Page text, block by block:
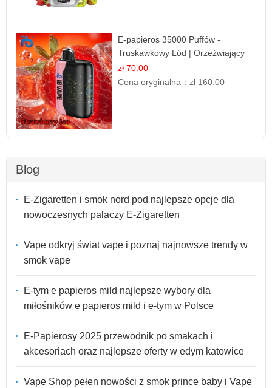
E-papieros 35000 Puffów -
Truskawkowy Lód | Orzeźwiający
Smak
zł 70.00
Cena oryginalna：zł 160.00
Blog
E-Zigaretten i smok nord pod najlepsze opcje dla
nowoczesnych palaczy E-Zigaretten
Vape odkryj świat vape i poznaj najnowsze trendy w
smok vape
E-tym e papieros mild najlepsze wybory dla
miłośników e papieros mild i e-tym w Polsce
E-Papierosy 2025 przewodnik po smakach i
akcesoriach oraz najlepsze oferty w edym katowice
Vape Shop pełen nowości z smok prince baby i Vape